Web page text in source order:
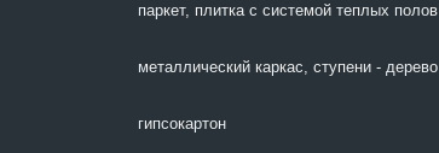
паркет, плитка с системой теплых полов
металлический каркас, ступени - дерево
гипсокартон